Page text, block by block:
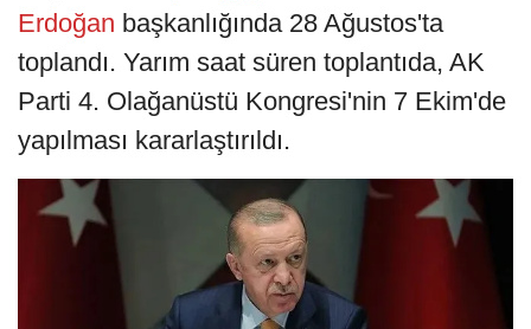
Erdoğan başkanlığında 28 Ağustos'ta
toplandı. Yarım saat süren toplantıda, AK
Parti 4. Olağanüstü Kongresi'nin 7 Ekim'de
yapılması kararlaştırıldı.